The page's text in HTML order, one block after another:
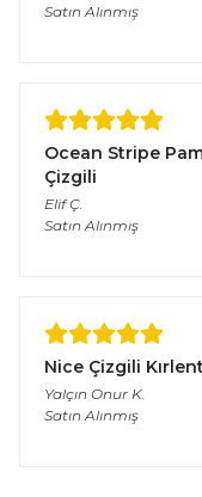
Satın Alınmış
Ocean Stripe
Çizgili
Elif Ç.
Satın Alınmış
Nice Çizgili Kırlent
Yalçın Onur K.
Satın Alınmış